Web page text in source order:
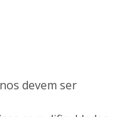
devem ser